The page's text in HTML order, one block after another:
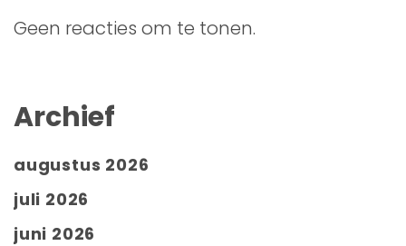
Geen reacties om te tonen.
Archief
augustus 2026
juli 2026
juni 2026